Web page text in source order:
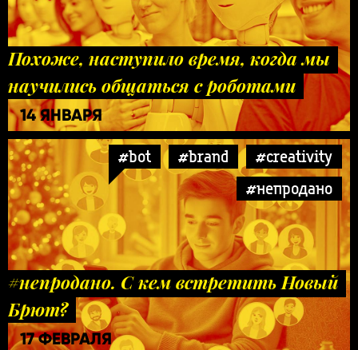
Похоже, наступило время, когда мы
научились общаться с роботами
14 ЯНВАРЯ
#bot #brand
#creativity
#непродано
#непродано. С кем встретить Новый
Брют?
17 ФЕВРАЛЯ